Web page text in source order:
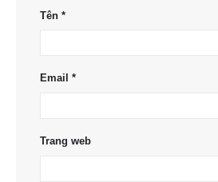
Tên *
Email *
Trang web